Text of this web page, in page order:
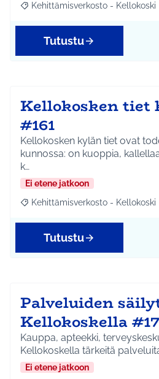
Rajaa tulokset aihepiirin mukaan:
Kehittämisverkosto - Kellokoski
Tutustu
Kellokosken tiet
#161
Kellokosken kylän tiet ovat
kunnossa: on kuoppia,
k…
Ei etene jatkoon
Rajaa tulokset aihepiirin mukaan:
Kehittämisverkosto - Kellokoski
Tutustu
Palveluiden
Kellokoskella
Kauppa, apteekki,
Kellokoskella tärkeitä
Ei etene jatkoon